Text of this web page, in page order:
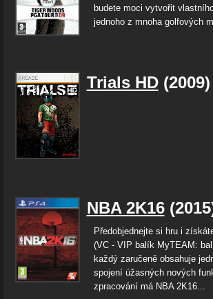
budete moci vytvořit
jednoho z mnoha golfových
Trials HD(2009)
NBA 2K16
Předobjednejte si hru i
(VC - VIP balík MyTEAM:
každý zaručeně obsahuje
spojení úžasných nových
zpracování má NBA 2K16...